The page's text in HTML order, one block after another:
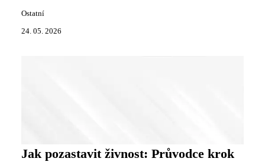
Ostatní
24. 05. 2026
Jak pozastavit živnost: Průvodce krok